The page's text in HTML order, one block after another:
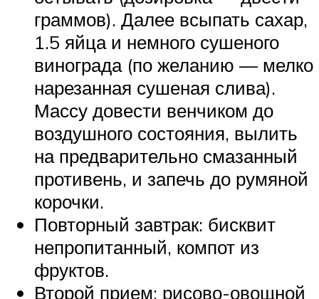
граммов). Далее всыпать сахар,
1.5 яйца и немного сушеного
винограда (по желанию — мелко
нарезанная сушеная слива).
Массу довести венчиком до
воздушного состояния, вылить
на предварительно смазанный
противень, и запечь до румяной
корочки.
Повторный завтрак: бисквит
непропитанный, компот из
фруктов.
Второй прием: рисово-овощной